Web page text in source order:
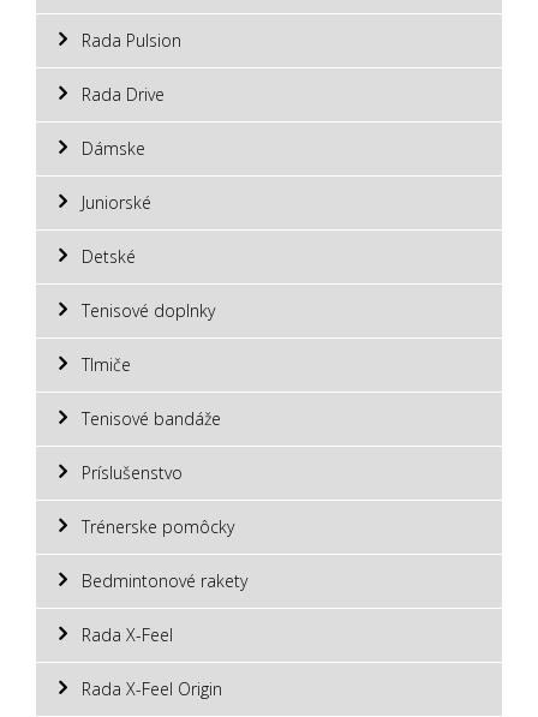
Rada Pulsion
Rada Drive
Dámske
Juniorské
Detské
Tenisové doplnky
Tlmiče
Tenisové bandáže
Príslušenstvo
Trénerske pomôcky
Bedmintonové rakety
Rada X-Feel
Rada X-Feel Origin